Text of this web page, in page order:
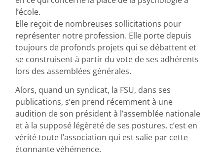
l’école.
Elle reçoit de nombreuses sollicitations pour
représenter notre profession. Elle porte depuis
toujours de profonds projets qui se débattent et
se construisent à partir du vote de ses adhérents
lors des assemblées générales.
Alors, quand un syndicat, la FSU, dans ses
publications, s’en prend récemment à une
audition de son président à l’assemblée nationale
et à la supposé légèreté de ses postures, c’est en
vérité toute l’association qui est salie par cette
étonnante véhémence.